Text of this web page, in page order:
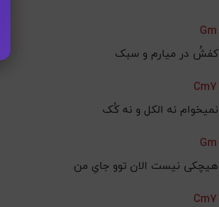
Gm
کفشُ در میارم و سبک
Cm7
نمیخوام نه الکل و نه کُک
Gm
هیچکی نیست الان توو جایِ من
Cm7